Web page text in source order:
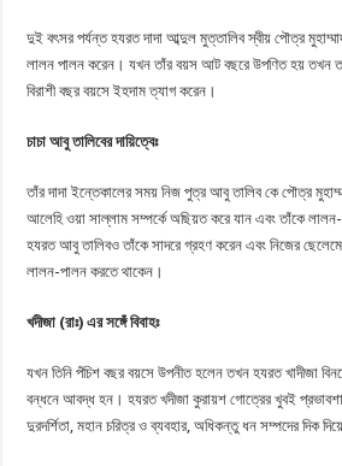
দুই বৎসর পর্যন্ত হযরত দাদা আব্দুল মুত্তালিব স্বীয় পৌত্র
লালন পালন করেন। যখন তাঁর বয়স আট বছরে উপণিত হয় তখন
বিরাশী বছর বয়সে ইহদাম ত্যাগ করেন।
চাচা আবু তালিবের দায়িত্বেঃ
তাঁর দাদা ইন্তেকালের সময় নিজ পুত্র আবু তালিব কে পৌত্র
আলেহি ওয়া সাল্লাম সম্পর্কে অছিয়ত করে যান এবং তাঁকে লালন-
হযরত আবু তালিবও তাঁকে সাদরে গ্রহণ করেন এবং নিজের
লালন-পালন করতে থাকেন।
খদীজা (রাঃ) এর সঙ্গেঁ বিবাহঃ
যখন তিনি পঁচিশ বছর বয়সে উপনীত হলেন তখন হযরত খাদীজা
বন্ধনে আবদ্ধ হন। হযরত খদীজা কুরায়শ গোত্রের খুবই
দুরদর্শিতা, মহান চরিত্র ও ব্যবহার, অধিকন্তু ধন সম্পদের দিক